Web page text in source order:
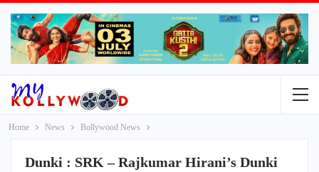
Home News Bollywood News
Dunki : SRK – Rajkumar Hirani’s Dunki